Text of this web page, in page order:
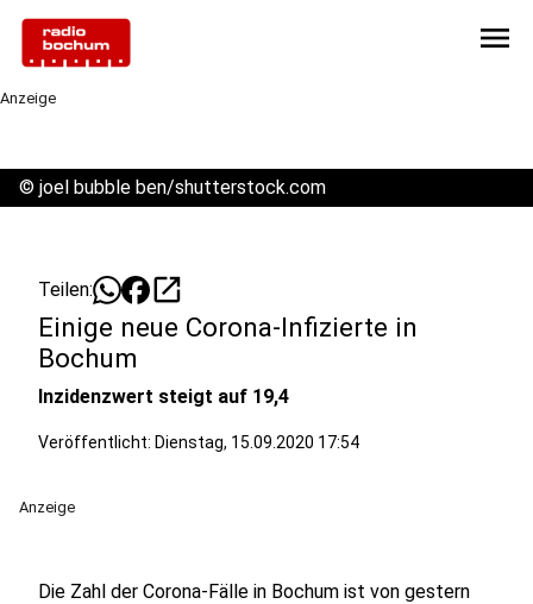
menu
Anzeige
© joel bubble ben/shutterstock.com
Teilen: open_in_new
Einige neue Corona-Infizierte in
Bochum
Inzidenzwert steigt auf 19,4
Veröffentlicht: Dienstag, 15.09.2020 17:54
Anzeige
Die Zahl der Corona-Fälle in Bochum ist von gestern